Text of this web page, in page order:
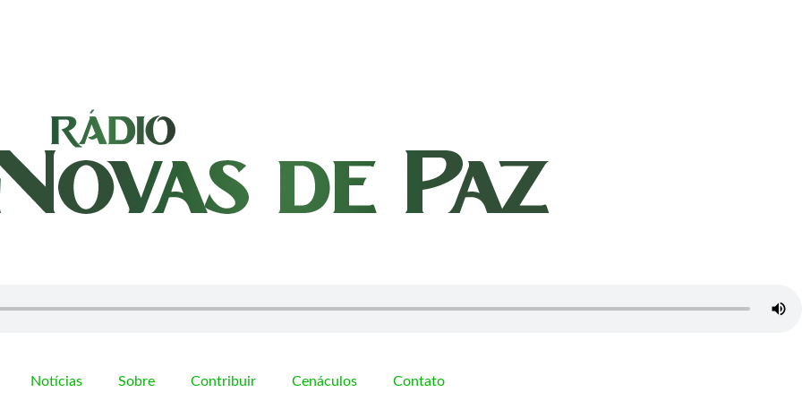
Notícias Sobre Contribuir Cenáculos Contato